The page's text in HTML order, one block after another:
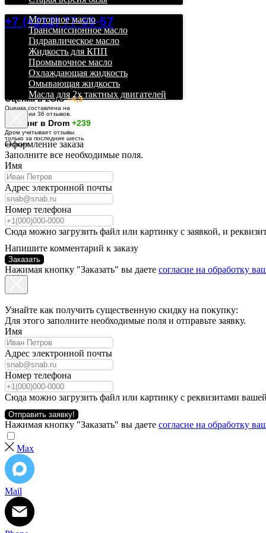
+7 (4212) 77-55-57
Оценка в 2GIS+4,9
Оценка составлена на
основании 36 отзывов.
Рейтинг в Drom +239
Дром учитывает отзывы
только за последние шесть
месяцев.
Моторное масло
Трансмиссионное масло
Гидравлическое масло
Жидкость для КПП
Промывочное масло
Охлаждающая жидкость
Омывающая жидкость
Масла для 2х тактных двигателей
Оформление заказа
Заполните все необходимые поля.
Имя
Адрес электронной почты
Номер телефона
Сюда можно загрузить файл или картинку с заявкой, и
Напишите комментарий к заказу
Заказать
Нажимая кнопку "Заказать" вы даете согласие на обработку
Узнайте как получить существенную скидку на покупку:
Для этого заполните необходимые поля и отправьте заявку.
Имя
Адрес электронной почты
Номер телефона
Сюда можно загрузить файл или картинку с реквизитами
Отправить заявку!
Нажимая кнопку "Заказать" вы даете согласие на обработку
Max
Mail